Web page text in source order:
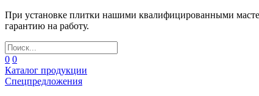
При установке плитки нашими квалифицированными
гарантию на работу.
0 0
Каталог продукции
Спецпредложения